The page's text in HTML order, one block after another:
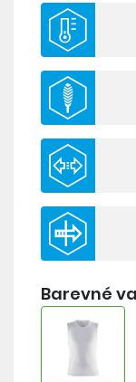
schne
- chladivý
-
pohybu
- ploché
900000/
polyester, 5%
Barevné